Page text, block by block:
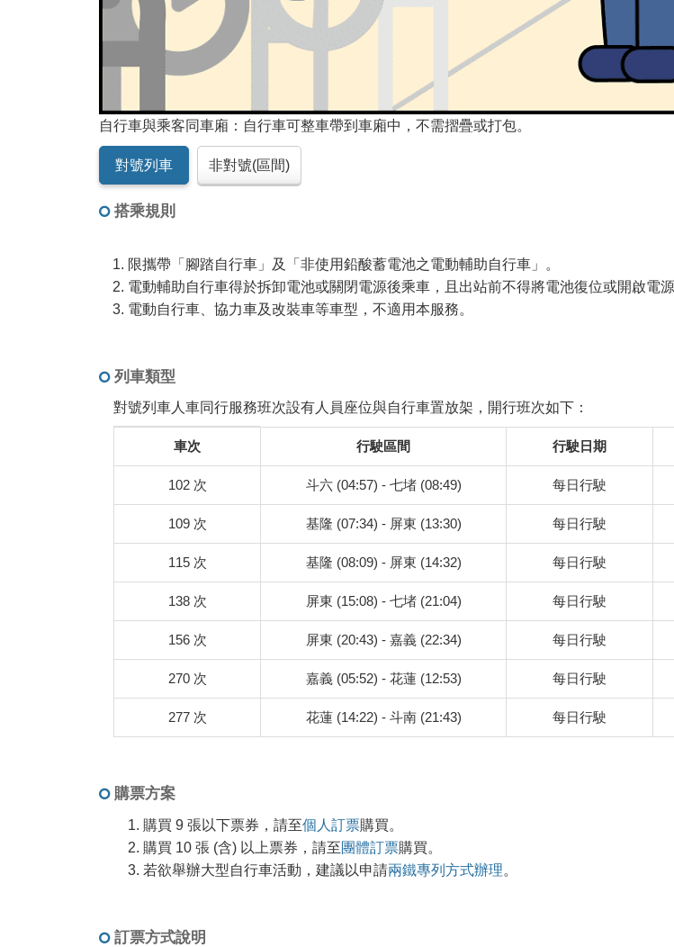
自行車與乘客同車廂：自行車可整車帶到車廂中，不需摺疊或打包。
對號列車 非對號(區間)
搭乘規則
限攜帶「腳踏自行車」及「非使用鉛酸蓄電池之電動輔助自行車」。
電動輔助自行車得於拆卸電池或關閉電源後乘車，且出站前不得將電池復位或開啟電源
電動自行車、協力車及改裝車等車型，不適用本服務。
列車類型
對號列車人車同行服務班次設有人員座位與自行車置放架，開行班次如下：
明
車次 行駛區間 行駛日期
102 次 斗六 (04:57) - 七堵 (08:49) 每日行駛
109 次 基隆 (07:34) - 屏東 (13:30) 每日行駛
115 次 基隆 (08:09) - 屏東 (14:32) 每日行駛
138 次 屏東 (15:08) - 七堵 (21:04) 每日行駛
156 次 屏東 (20:43) - 嘉義 (22:34) 每日行駛
270 次 嘉義 (05:52) - 花蓮 (12:53) 每日行駛
277 次 花蓮 (14:22) - 斗南 (21:43) 每日行駛
購票方案
購買 9 張以下票券，請至個人訂票購買。
購買 10 張 (含) 以上票券，請至團體訂票購買。
若欲舉辦大型自行車活動，建議以申請兩鐵專列方式辦理。
訂票方式說明